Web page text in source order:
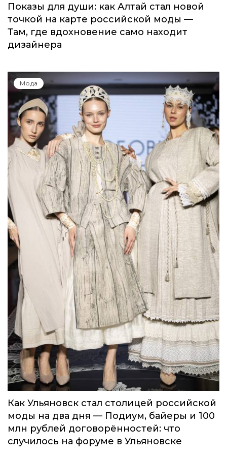
Показы для души: как Алтай стал новой
точкой на карте российской моды —
Там, где вдохновение само находит
дизайнера
Мода
Как Ульяновск стал столицей российской
моды на два дня — Подиум, байеры и 100
млн рублей договорённостей: что
случилось на форуме в Ульяновске